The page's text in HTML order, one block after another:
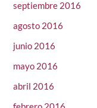
septiembre 2016
agosto 2016
junio 2016
mayo 2016
abril 2016